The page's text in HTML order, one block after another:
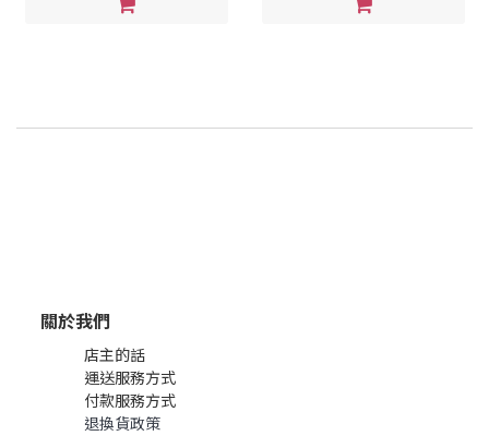
關於我們
店主的話
運送服務方式
付款服務方式
退換貨政策